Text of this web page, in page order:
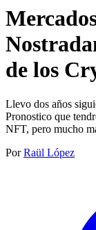
de los
Llevo dos años
Pronostico que
NFT, pero mucho
Por Raül López